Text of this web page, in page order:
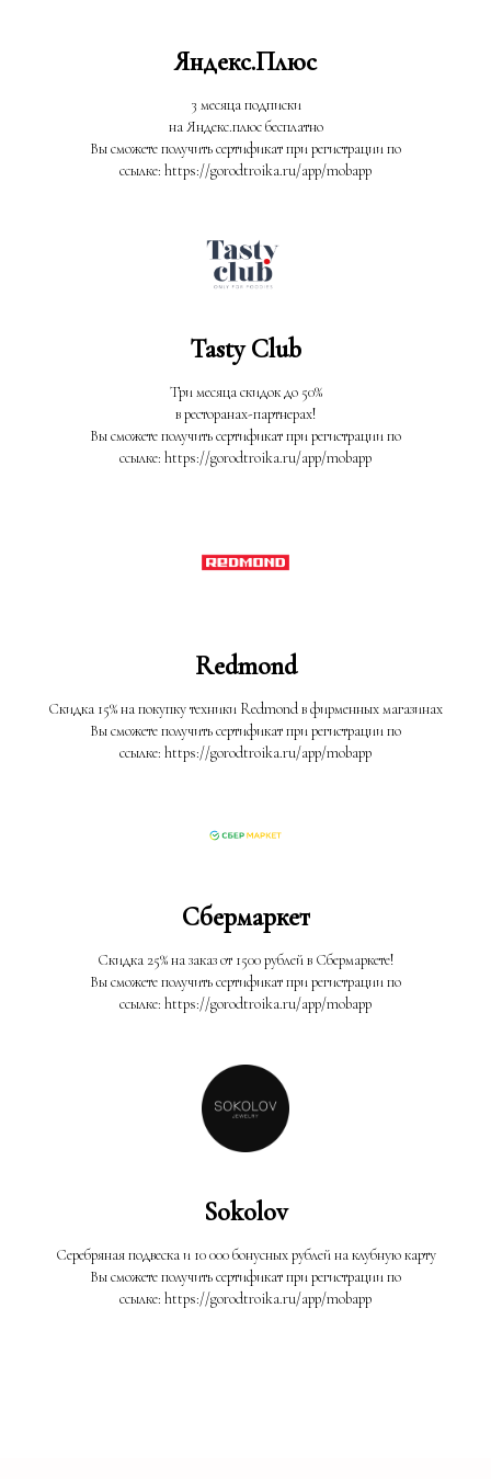
Яндекс.Плюс
3 месяца подписки
на Яндекс.плюс бесплатно
Вы сможете получить сертификат при регистрации по
ссылке: https://gorodtroika.ru/app/mobapp
Tasty Club
Три месяца скидок до 50%
в ресторанах-партнерах!
Вы сможете получить сертификат при регистрации по
ссылке: https://gorodtroika.ru/app/mobapp
Redmond
Скидка 15% на покупку техники Redmond в фирменных магазинах
Вы сможете получить сертификат при регистрации по
ссылке: https://gorodtroika.ru/app/mobapp
Сбермаркет
Скидка 25% на заказ от 1500 рублей в Сбермаркете!
Вы сможете получить сертификат при регистрации по
ссылке: https://gorodtroika.ru/app/mobapp
Sokolov
Серебряная подвеска и 10 000 бонусных рублей на клубную карту
Вы сможете получить сертификат при регистрации по
ссылке: https://gorodtroika.ru/app/mobapp